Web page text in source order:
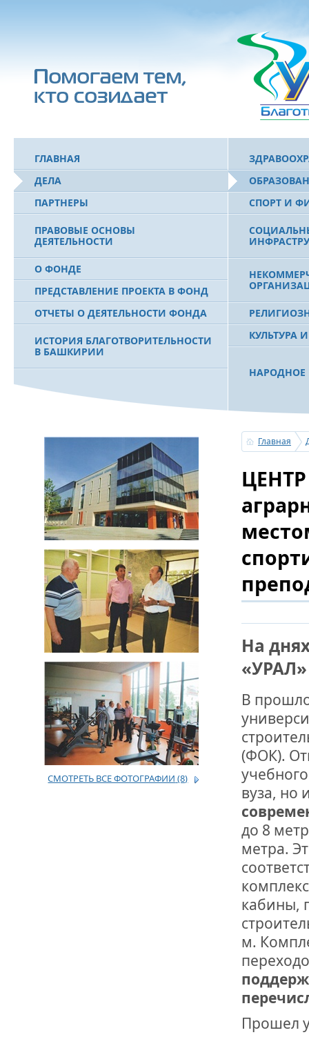
ГЛАВНАЯ
ДЕЛА
ПАРТНЕРЫ
ПРАВОВЫЕ ОСНОВЫ
ДЕЯТЕЛЬНОСТИ
О ФОНДЕ
ПРЕДСТАВЛЕНИЕ ПРОЕКТА В ФОНД
ОТЧЕТЫ О ДЕЯТЕЛЬНОСТИ ФОНДА
ИСТОРИЯ БЛАГОТВОРИТЕЛЬНОСТИ
В БАШКИРИИ
МУРТАЗЕ РАХИМОВЕ
СПОРТ И
КУЛЬТУРА
НАРОДНОЕ
«УРАЛ»
УСЕРГАН.
ОГОНЬ -
ДРУЖБА НЕ
ВСТРЕЧА
ВНОВЬ О
ДВА
ДО
ЮСУПОВА
ЛЮБОЙ
«ВЕТЕРАН
МЕМОРИАЛ
РОССИИ
СМОТРЕТЬ ВСЕ ФОТОГРАФИИ (8)
Главная
На
В
(ФОК).
вуза, но
до 8
метра.
кабины,
м.
Прошел